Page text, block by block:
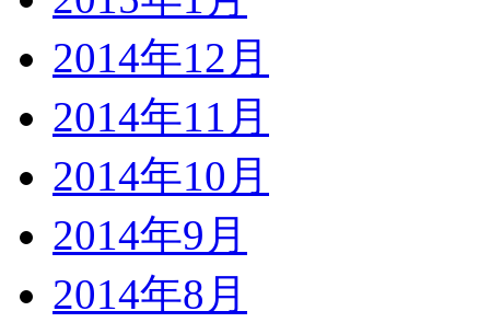
2014年12月
2014年11月
2014年10月
2014年9月
2014年8月